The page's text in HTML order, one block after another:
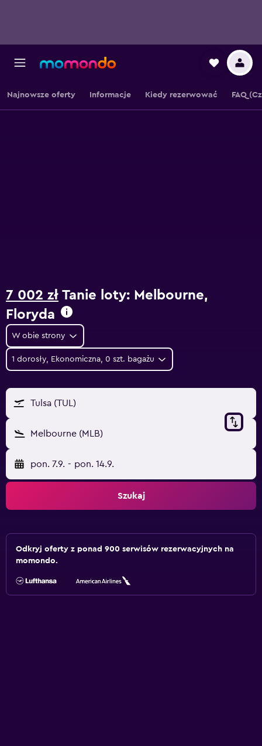
Najnowsze oferty Informacje Kiedy rezerwować FAQ
7 002 zł Tanie loty: Melbourne,
Floryda
W obie strony
1 dorosły, Ekonomiczna, 0 szt. bagażu
Tulsa (TUL)
Melbourne (MLB)
pon. 7.9. - pon. 14.9.
Szukaj
Odkryj oferty z ponad 900 serwisów rezerwacyjnych na
momondo.